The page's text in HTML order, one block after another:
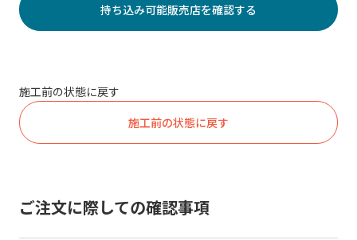
持ち込み可能販売店を確認する
施工前の状態に戻す
施工前の状態に戻す
ご注文に際しての確認事項